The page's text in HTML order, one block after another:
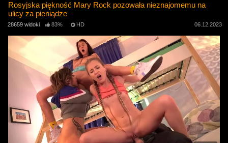
Rosyjska piękność Mary Rock pozowała nieznajomemu na
ulicy za pieniądze
28659 widoki 83% HD 06.12.2023